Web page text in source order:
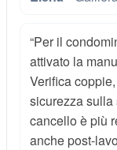
“Per il
attivato la
Verifica
sicurezza sulla
cancello è più
anche post-